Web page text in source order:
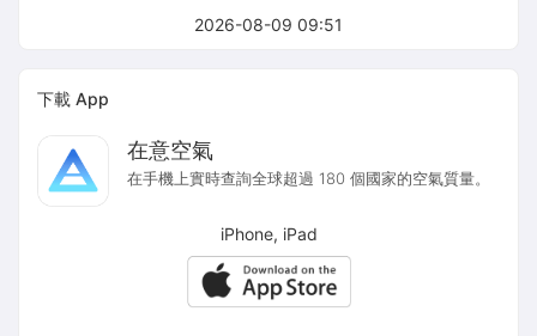
2026-08-09 09:51
下載 App
在意空氣
在手機上實時查詢全球超過 180 個國家的空氣質量。
iPhone, iPad